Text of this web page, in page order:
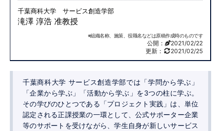
千葉商科大学 サービス創造学部
滝澤 淳浩 准教授
※組織名称、施策、役職名などは原稿作成時のものです
公開：
2021/02/22
更新：
2021/02/25
千葉商科大学 サービス創造学部では「学問から学ぶ」
「企業から学ぶ」「活動から学ぶ」を3つの柱に学ぶ。
その学びのひとつである「プロジェクト実践」は、単位
認定される正課授業の一環として、公式サポーター企業
等のサポートを受けながら、学生自身が新しいサービス